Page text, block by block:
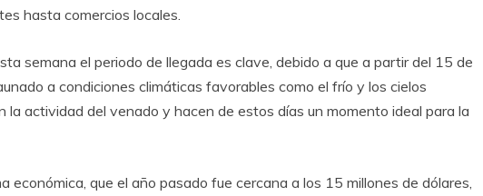
hasta comercios locales.
semana el periodo de llegada es clave, debido a que a partir del 15 de
a condiciones climáticas favorables como el frío y los cielos
la actividad del venado y hacen de estos días un momento ideal para la
económica, que el año pasado fue cercana a los 15 millones de dólares,